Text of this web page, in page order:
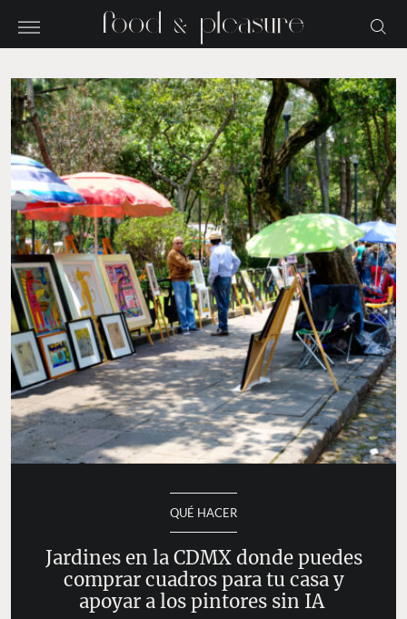
QUÉ HACER
Jardines en la CDMX donde puedes
comprar cuadros para tu casa y
apoyar a los pintores sin IA